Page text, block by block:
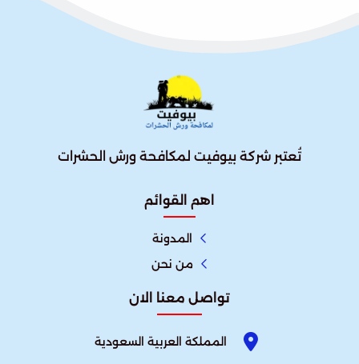
تُعتبر شركة بيوفيت لمكافحة ورش الحشرات
اهم القوائم
المدونة
من نحن
تواصل معنا الان
المملكة العربية السعودية